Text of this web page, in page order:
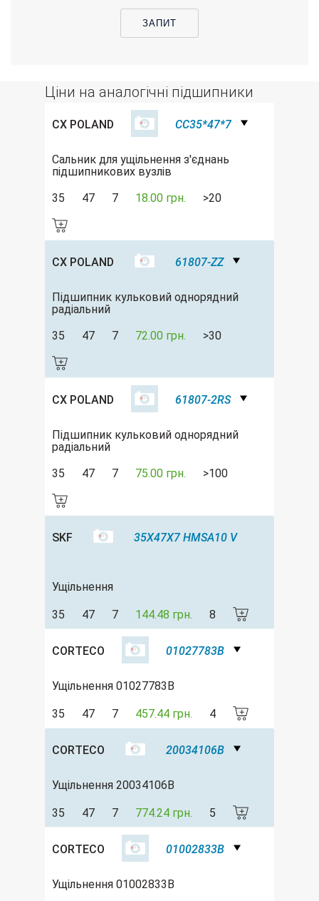
ЗАПИТ
Ціни на аналогічні підшипники
CX POLAND CC35*47*7
Сальник для ущільнення з'єднань
підшипникових вузлів
35
47 7 18.00 грн. >20
CX POLAND 61807-ZZ
Підшипник кульковий однорядний
радіальний
35
47 7 72.00 грн. >30
CX POLAND 61807-2RS
Підшипник кульковий однорядний
радіальний
35
47 7 75.00 грн. >100
SKF 35X47X7 HMSA10 V
Ущільнення
35 47 7 144.48 грн. 8
CORTECO 01027783B
Ущільнення 01027783B
35 47 7 457.44 грн. 4
CORTECO 20034106B
Ущільнення 20034106B
35 47 7 774.24 грн. 5
CORTECO 01002833B
Ущільнення 01002833B